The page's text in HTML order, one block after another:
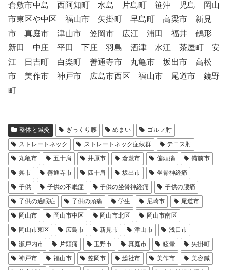
倉敷市中島 西阿知町 水島 片島町 笹沖 児島 岡山
市東区や中区 福山市 矢掛町 早島町 高梁市 新見
市 真庭市 津山市 笠岡市 広江 浦田 福井 鶴形
新田 中庄 平田 下庄 羽島 酒津 水江 茶屋町 安
江 日吉町 白楽町 善通寺市 丸亀市 坂出市 高松
市 美作市 神戸市 広島市西区 福山市 尾道市 鏡野
町
整体と鍼灸 ぎっくり腰 めまい
ゴルフ肘
ストレートネック
ストレートネック症候群
テニス肘
丸亀市
五十肩 井原市 倉敷市 偏頭痛
備前市
呉市
善通寺市 四十肩 坂出市
坐骨神経痛
子供
子供の不眠症 子供の坐骨神経痛
子供の腰痛
子供の過眠症
子供の頭痛 学生 尼崎市
尾道市
岡山市
岡山市中区 岡山市北区
岡山市南区
岡山市東区
広島市 新見市 津山市
浅口市
瀬戸内市
片頭痛 玉野市 真庭市 眩暈
矢掛町
神戸市
福山市 笠岡市 総社市 美作市
美容鍼